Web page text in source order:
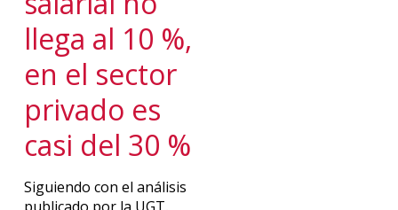
llega al 10 %,
en el sector
privado es
casi del 30 %
Siguiendo con el análisis